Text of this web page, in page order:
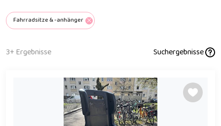
Fahrradsitze & -anhänger
3+ Ergebnisse Suchergebnisse